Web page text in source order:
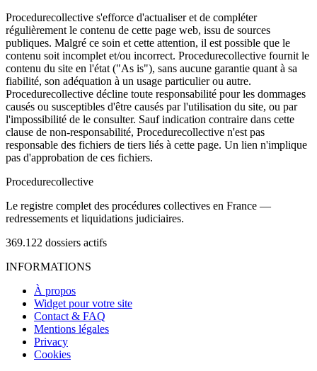
Procedurecollective s'efforce d'actualiser et de compléter
régulièrement le contenu de cette page web, issu de sources
publiques. Malgré ce soin et cette attention, il est possible que le
contenu soit incomplet et/ou incorrect. Procedurecollective fournit le
contenu du site en l'état ("As is"), sans aucune garantie quant à sa
fiabilité, son adéquation à un usage particulier ou autre.
Procedurecollective décline toute responsabilité pour les dommages
causés ou susceptibles d'être causés par l'utilisation du site, ou par
l'impossibilité de le consulter. Sauf indication contraire dans cette
clause de non-responsabilité, Procedurecollective n'est pas
responsable des fichiers de tiers liés à cette page. Un lien n'implique
pas d'approbation de ces fichiers.
Procedurecollective
Le registre complet des procédures collectives en France —
redressements et liquidations judiciaires.
369.122 dossiers actifs
INFORMATIONS
À propos
Widget pour votre site
Contact & FAQ
Mentions légales
Privacy
Cookies